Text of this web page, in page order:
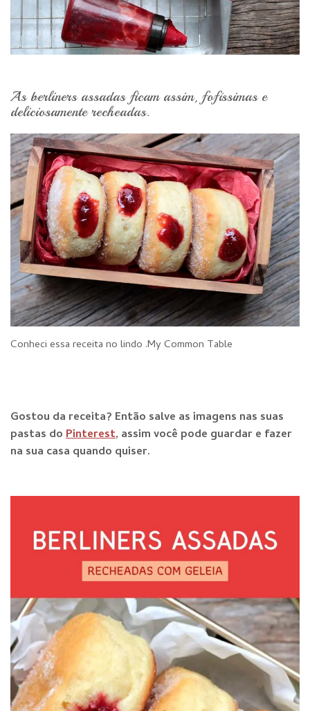
As berliners assadas ficam assim, fofíssimas e
deliciosamente recheadas.
Conheci essa receita no lindo .My Common Table
Gostou da receita? Então salve as imagens nas suas
pastas doPinterest, assim você pode guardar e fazer
na sua casa quando quiser.